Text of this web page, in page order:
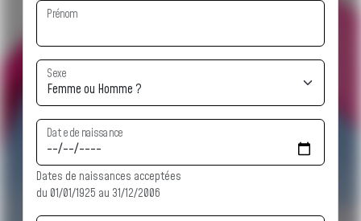
Prénom
Sexe
Date de naissance
Dates de naissances acceptées
du 01/01/1925 au 31/12/2006